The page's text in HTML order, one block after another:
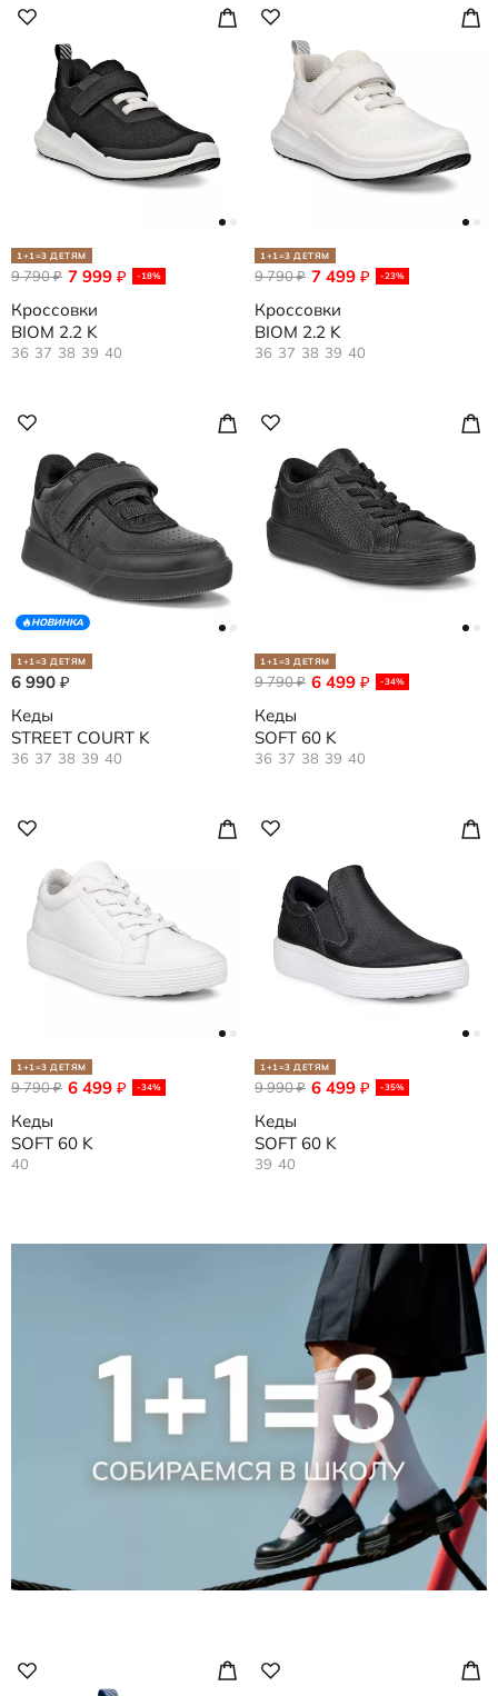
1+1=3 ДЕТЯМ
7 999 ₽ -18%
9 790₽
Кроссовки
BIOM 2.2 K
36 37 38 39 40
1+1=3 ДЕТЯМ
7 499 ₽ -23%
9 790₽
Кроссовки
BIOM 2.2 K
36 37 38 39 40
НОВИНКА
1+1=3 ДЕТЯМ
6 990 ₽
Кеды
STREET COURT K
36 37 38 39 40
1+1=3 ДЕТЯМ
6 499 ₽ -34%
9 790₽
Кеды
SOFT 60 K
36 37 38 39 40
1+1=3 ДЕТЯМ
6 499 ₽ -34%
9 790₽
Кеды
SOFT 60 K
40
1+1=3 ДЕТЯМ
6 499 ₽ -35%
9 990₽
Кеды
SOFT 60 K
39 40